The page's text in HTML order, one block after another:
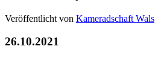
Veröffentlicht von Kameradschaft Wals
26.10.2021